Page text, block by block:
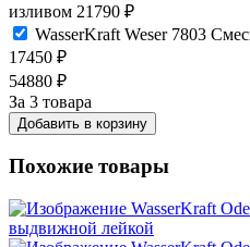
изливом 21790 ₽
WasserKraft Weser 7803
17450 ₽
54880 ₽
За 3 товара
Добавить в корзину
Похожие товары